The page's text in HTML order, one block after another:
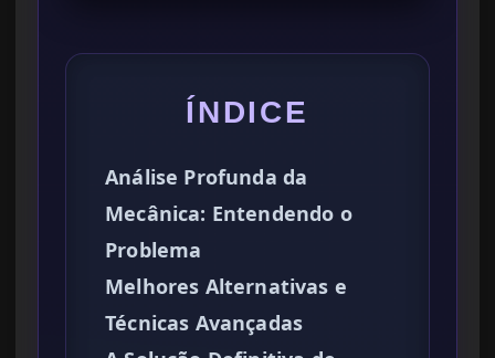
ÍNDICE
Análise Profunda da
Mecânica: Entendendo o
Problema
Melhores Alternativas e
Técnicas Avançadas